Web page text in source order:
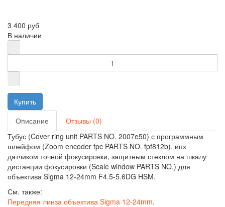
3 400 руб
В наличии
Описание
Отзывы (0)
Тубус (Cover ring unit PARTS NO. 2007e50) с программным
шлейфом (Zoom encoder fpc PARTS NO. fpf812b), ипх
датчиком точной фокусировки, защитным стеклом на шкалу
дистанции фокусировки (Scale window PARTS NO.) для
объектива Sigma 12-24mm F4.5-5.6DG HSM.
См. также:
Передняя линза объектива Sigma 12-24mm.